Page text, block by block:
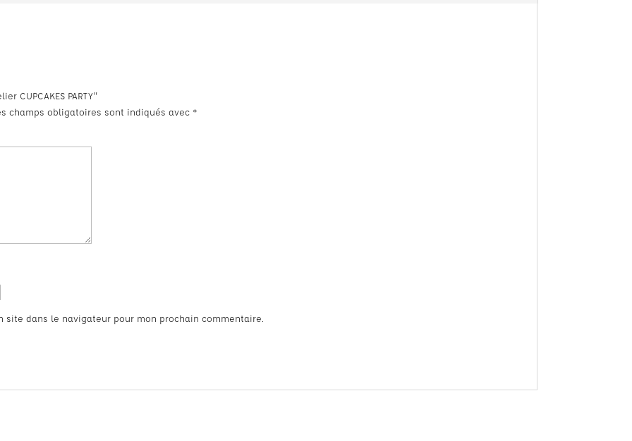
CUPCAKES PARTY”
champs obligatoires sont indiqués avec *
dans le navigateur pour mon prochain commentaire.